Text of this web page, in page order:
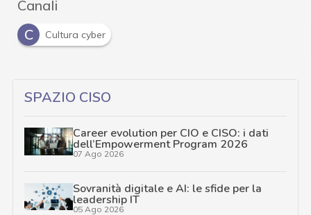
Canali
C
Cultura cyber
SPAZIO CISO
Career evolution per CIO e CISO: i dati
dell’Empowerment Program 2026
07 Ago 2026
Sovranità digitale e AI: le sfide per la
leadership IT
05 Ago 2026